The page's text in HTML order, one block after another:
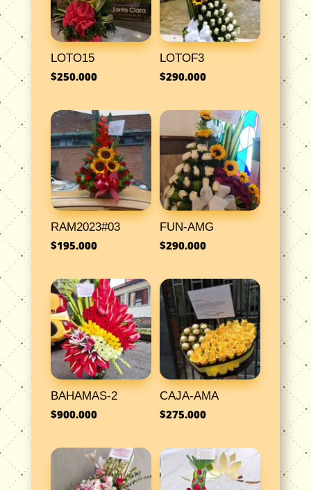
LOTO15
$250.000
LOTOF3
$290.000
RAM2023#03
$195.000
FUN-AMG
$290.000
BAHAMAS-2
$900.000
CAJA-AMA
$275.000